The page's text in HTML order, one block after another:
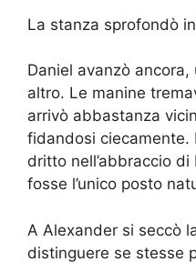
La stanza sprofondò
Daniel avanzò
altro. Le manine
arrivò abbastanza
fidandosi ciecamente.
dritto nell’abbraccio
fosse l’unico posto
A Alexander si seccò
distinguere se stesse